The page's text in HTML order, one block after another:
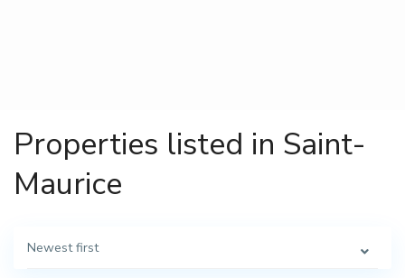
Properties listed in Saint-
Maurice
Newest first